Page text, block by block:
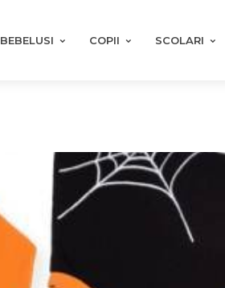
BEBELUSI COPII SCOLARI